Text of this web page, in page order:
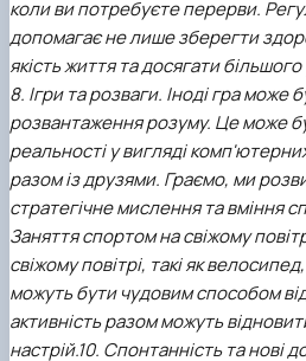
коли ви потребуєте перерви.
допомагає не лише зберегти
якість життя та досягати більшого
8. Ігри та розваги. Іноді гра
розвантаження розуму. Це може
реальності у вигляді
разом із друзями. Граємо, ми
стратегічне мислення та вміння
Заняття спортом на свіжому
свіжому повітрі, такі як
можуть бути чудовим способом
активність разом можуть
настрій.10. Спонтанність та нові